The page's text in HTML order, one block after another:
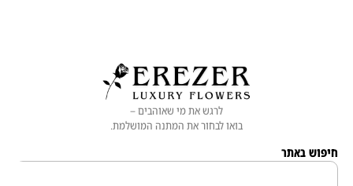
לרגש את מי שאוהבים –
בואו לבחור את המתנה המושלמת.
באתר